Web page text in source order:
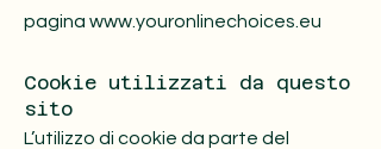
pagina www.youronlinechoices.eu
Cookie utilizzati da questo
sito
L’utilizzo di cookie da parte del